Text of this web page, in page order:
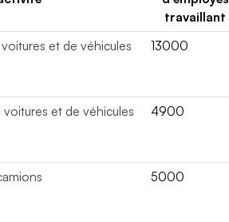
travaillant
et de véhicules
13000
et de véhicules
4900
5000